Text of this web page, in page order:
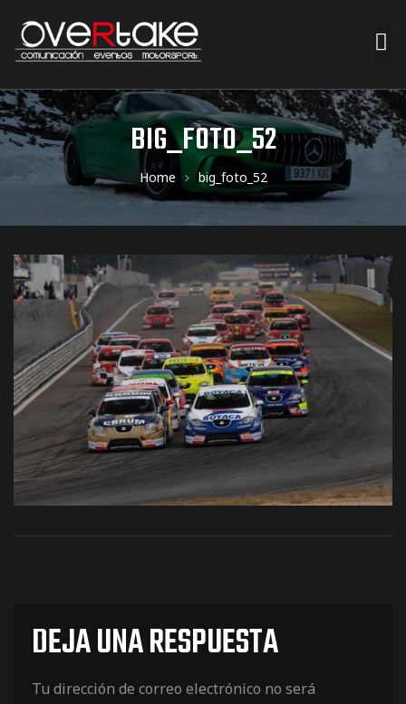
BIG_FOTO_52
Home big_foto_52
DEJA UNA RESPUESTA
Tu dirección de correo electrónico no será